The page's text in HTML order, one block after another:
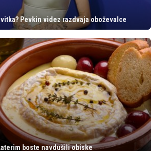
Pevkin videz razdvaja oboževalce
boste navdušili obiske